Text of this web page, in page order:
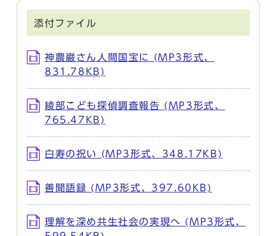
添付ファイル
神農巌さん人間国宝に (MP3形式、
831.78KB)
綾部こども探偵調査報告 (MP3形式、
765.47KB)
白寿の祝い (MP3形式、348.17KB)
善聞語録 (MP3形式、397.60KB)
理解を深め共生社会の実現へ (MP3形式、